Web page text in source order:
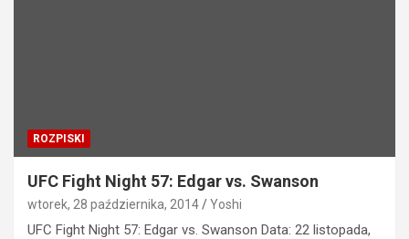
ROZPISKI
UFC Fight Night 57: Edgar vs. Swanson
wtorek, 28 października, 2014 Yoshi
UFC Fight Night 57: Edgar vs. Swanson Data: 22 listopada,